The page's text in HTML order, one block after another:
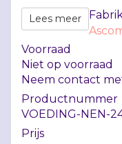
Lees meer
Voorraad
Niet op voorraad
Neem contact
Productnummer
VOEDING-NEN-
Prijs